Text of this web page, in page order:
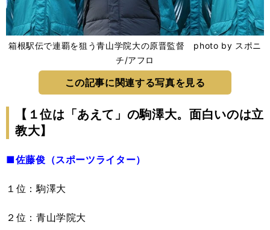
箱根駅伝で連覇を狙う青山学院大の原晋監督 photo by スポニ
チ/アフロ
この記事に関連する写真を見る
【１位は「あえて」の駒澤大。面白いのは立
教大】
■佐藤俊（スポーツライター）
１位：駒澤大
２位：青山学院大